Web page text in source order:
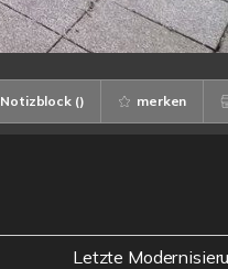
Notizblock () merken
Letzte